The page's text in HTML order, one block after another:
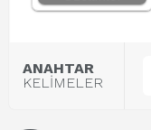
ANAHTAR
KELİMELER